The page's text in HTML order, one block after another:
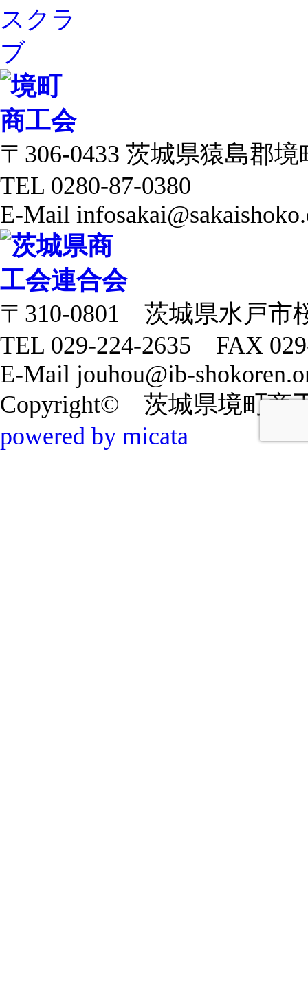
〒306-0433 茨城県猿島郡境
TEL 0280-87-0380
E-Mail
〒310-0801 茨城県水戸市
TEL 029-224-2635 FAX
E-Mail jouhou@ib-
Copyright© 茨城県境町商
powered by micata